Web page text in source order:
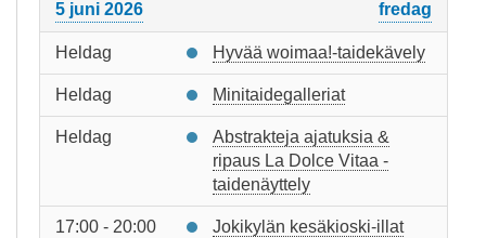
5 juni 2026 fredag
Heldag Hyvää woimaa!-taidekävely
Heldag Minitaidegalleriat
Heldag
Abstrakteja ajatuksia &
ripaus La Dolce Vitaa -
taidenäyttely
17:00 - 20:00 Jokikylän kesäkioski-illat